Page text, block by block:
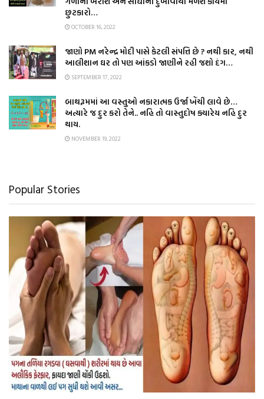
છુટકારો…
OCTOBER 16, 2022
જાણો PM નરેન્દ્ર મોદી પાસે કેટલી સંપત્તિ છે ? નથી કાર, નથી
આલીશાન ઘર તો પણ આંકડો જાણીને રહી જશો દંગ…
SEPTEMBER 17, 2022
બાથરૂમમાં આ વસ્તુઓ નકારાત્મક ઉર્જા ખેંચી લાવે છે…
અત્યારે જ દુર કરો તેને.. નહિ તો વાસ્તુદોષ ક્યારેય નહિ દુર
થાય.
NOVEMBER 19, 2022
Popular Stories